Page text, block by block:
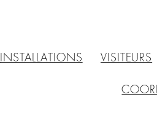
INSTALLATIONS VISITEURS